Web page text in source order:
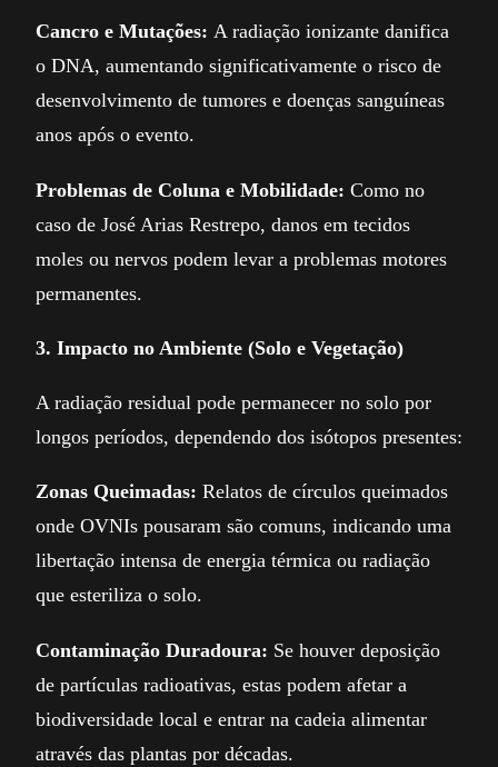
Cancro e Mutações: A radiação ionizante danifica
o DNA, aumentando significativamente o risco de
desenvolvimento de tumores e doenças sanguíneas
anos após o evento.
Problemas de Coluna e Mobilidade: Como no
caso de José Arias Restrepo, danos em tecidos
moles ou nervos podem levar a problemas motores
permanentes.
3. Impacto no Ambiente (Solo e Vegetação)
A radiação residual pode permanecer no solo por
longos períodos, dependendo dos isótopos presentes:
Zonas Queimadas: Relatos de círculos queimados
onde OVNIs pousaram são comuns, indicando uma
libertação intensa de energia térmica ou radiação
que esteriliza o solo.
Contaminação Duradoura: Se houver deposição
de partículas radioativas, estas podem afetar a
biodiversidade local e entrar na cadeia alimentar
através das plantas por décadas.